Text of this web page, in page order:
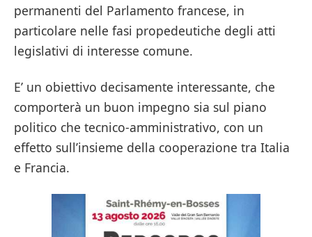
permanenti del Parlamento francese, in
particolare nelle fasi propedeutiche degli atti
legislativi di interesse comune.
E’ un obiettivo decisamente interessante, che
comporterà un buon impegno sia sul piano
politico che tecnico-amministrativo, con un
effetto sull’insieme della cooperazione tra Italia
e Francia.